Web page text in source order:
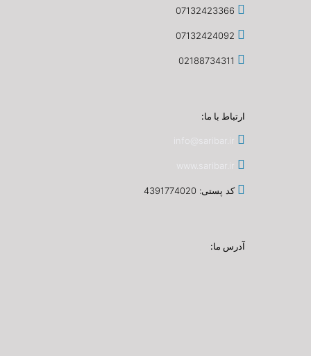
ارتباط با ما:
info@saribar.ir
www.saribar.ir
کد پستی: 4391774020
آدرس ما: